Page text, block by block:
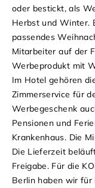
oder bestickt, als
Herbst und Winter.
passendes
Mitarbeiter auf der
Werbeprodukt mit
Im Hotel gehören
Zimmerservice für
Werbegeschenk
Pensionen und
Krankenhaus. Die
Die Lieferzeit
Freigabe. Für die
Berlin haben wir für